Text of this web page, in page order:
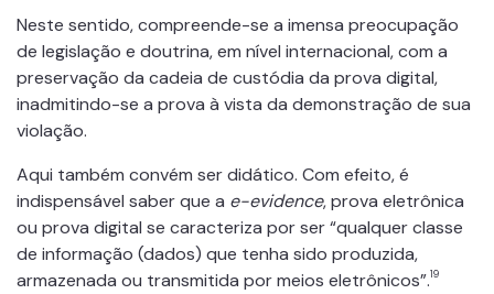
Neste sentido, compreende-se a imensa preocupação
de legislação e doutrina, em nível internacional, com a
preservação da cadeia de custódia da prova digital,
inadmitindo-se a prova à vista da demonstração de sua
violação.
Aqui também convém ser didático. Com efeito, é
indispensável saber que a e-evidence, prova eletrônica
ou prova digital se caracteriza por ser “qualquer classe
de informação (dados) que tenha sido produzida,
armazenada ou transmitida por meios eletrônicos”.19